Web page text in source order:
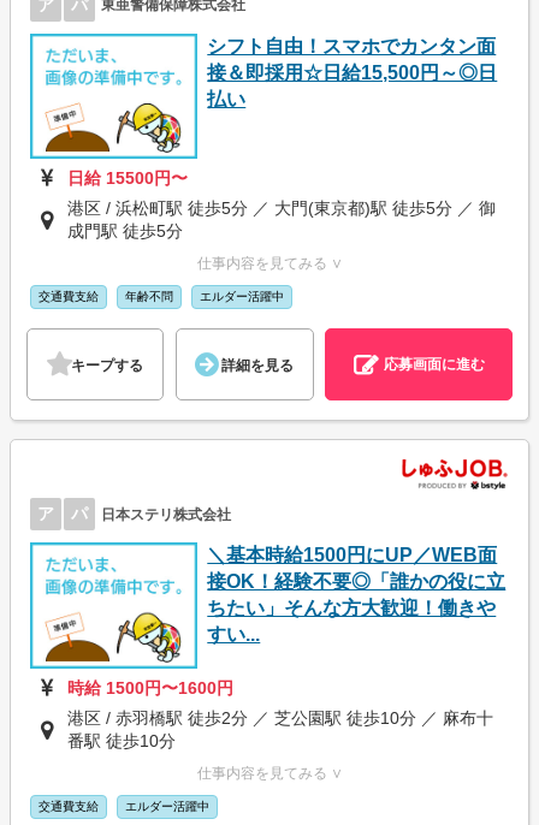
ア パ 東亜警備保障株式会社
シフト自由！スマホでカンタン面
接＆即採用☆日給15,500円～◎日
払い
日給 15500円〜
港区 / 浜松町駅 徒歩5分 ／ 大門(東京都)駅 徒歩5分 ／ 御
成門駅 徒歩5分
仕事内容を見てみる ∨
交通費支給 年齢不問 エルダー活躍中
キープする 詳細を見る 応募画面に進む
ア パ 日本ステリ株式会社
＼基本時給1500円にUP／WEB面
接OK！経験不要◎「誰かの役に立
ちたい」そんな方大歓迎！働きや
すい...
時給 1500円〜1600円
港区 / 赤羽橋駅 徒歩2分 ／ 芝公園駅 徒歩10分 ／ 麻布十
番駅 徒歩10分
仕事内容を見てみる ∨
交通費支給 エルダー活躍中